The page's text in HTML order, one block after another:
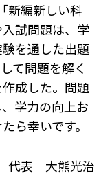
新編新しい科
試問題は、学
を通した出題
て問題を解く
成した。問題
学力の向上お
ら幸いです。
代表 大熊光治